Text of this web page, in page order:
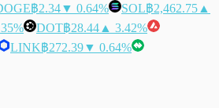
฿2.34▼ 0.64% SOL฿2,462.75 ▲
DOT฿28.44 ▲ 3.42%
LINK฿272.39▼ 0.64%